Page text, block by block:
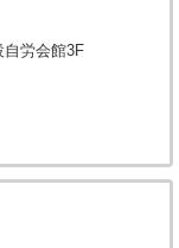
自労会館3F